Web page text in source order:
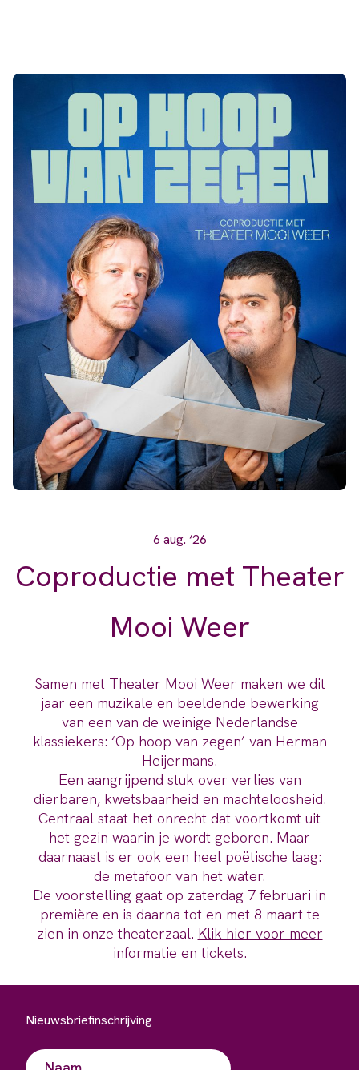
6 aug. ‘26
Coproductie met Theater
Mooi Weer
Samen met Theater Mooi Weer maken we dit
jaar een muzikale en beeldende bewerking
van een van de weinige Nederlandse
klassiekers: ‘Op hoop van zegen’ van Herman
Heijermans.
Een aangrijpend stuk over verlies van
dierbaren, kwetsbaarheid en machteloosheid.
Centraal staat het onrecht dat voortkomt uit
het gezin waarin je wordt geboren. Maar
daarnaast is er ook een heel poëtische laag:
de metafoor van het water.
De voorstelling gaat op zaterdag 7 februari in
première en is daarna tot en met 8 maart te
zien in onze theaterzaal. Klik hier voor meer
informatie en tickets.
Nieuwsbriefinschrijving
Naam